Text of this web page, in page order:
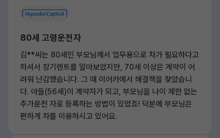
80세 고령운전자
김**씨는 80세인 부모님께서 업무용으로 차가 필요하다고
하셔서 장기렌트를 알아보았지만, 70세 이상은 계약이 어
려워 난감했습니다. 그 때 이어카에서 해결책을 찾았습니
다. 아들(56세)이 계약자가 되고, 부모님을 나이 제한 없는
추가운전 자로 등록하는 방법이 있었죠! 덕분에 부모님은
편하게 차를 이용하시고 있어요.